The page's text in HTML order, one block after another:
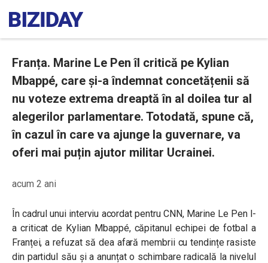
Franța. Marine Le Pen îl critică pe Kylian
Mbappé, care și-a îndemnat concetățenii să
nu voteze extrema dreaptă în al doilea tur al
alegerilor parlamentare. Totodată, spune că,
în cazul în care va ajunge la guvernare, va
oferi mai puțin ajutor militar Ucrainei.
acum 2 ani
În cadrul unui interviu acordat pentru CNN, Marine Le Pen l-
a criticat de Kylian Mbappé, căpitanul echipei de fotbal a
Franței, a refuzat să dea afară membrii cu tendințe rasiste
din partidul său și a anunțat o schimbare radicală la nivelul